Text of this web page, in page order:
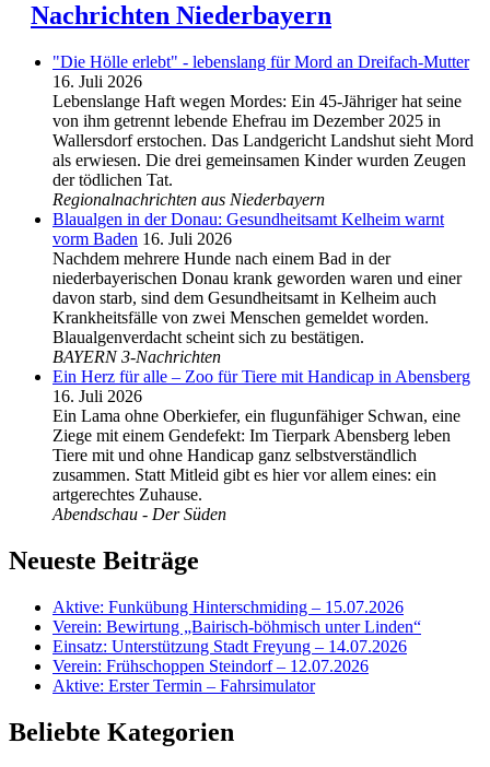
Nachrichten Niederbayern
"Die Hölle erlebt" - lebenslang für Mord an Dreifach-Mutter
16. Juli 2026
Lebenslange Haft wegen Mordes: Ein 45-Jähriger hat seine
von ihm getrennt lebende Ehefrau im Dezember 2025 in
Wallersdorf erstochen. Das Landgericht Landshut sieht Mord
als erwiesen. Die drei gemeinsamen Kinder wurden Zeugen
der tödlichen Tat.
Regionalnachrichten aus Niederbayern
Blaualgen in der Donau: Gesundheitsamt Kelheim warnt
vorm Baden 16. Juli 2026
Nachdem mehrere Hunde nach einem Bad in der
niederbayerischen Donau krank geworden waren und einer
davon starb, sind dem Gesundheitsamt in Kelheim auch
Krankheitsfälle von zwei Menschen gemeldet worden.
Blaualgenverdacht scheint sich zu bestätigen.
BAYERN 3-Nachrichten
Ein Herz für alle – Zoo für Tiere mit Handicap in Abensberg
16. Juli 2026
Ein Lama ohne Oberkiefer, ein flugunfähiger Schwan, eine
Ziege mit einem Gendefekt: Im Tierpark Abensberg leben
Tiere mit und ohne Handicap ganz selbstverständlich
zusammen. Statt Mitleid gibt es hier vor allem eines: ein
artgerechtes Zuhause.
Abendschau - Der Süden
Neueste Beiträge
Aktive: Funkübung Hinterschmiding – 15.07.2026
Verein: Bewirtung „Bairisch-böhmisch unter Linden“
Einsatz: Unterstützung Stadt Freyung – 14.07.2026
Verein: Frühschoppen Steindorf – 12.07.2026
Aktive: Erster Termin – Fahrsimulator
Beliebte Kategorien